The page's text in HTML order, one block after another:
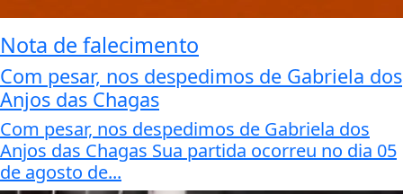
Nota de falecimento
Com pesar, nos despedimos de Gabriela dos
Anjos das Chagas
Com pesar, nos despedimos de Gabriela dos
Anjos das Chagas Sua partida ocorreu no dia 05
de agosto de...